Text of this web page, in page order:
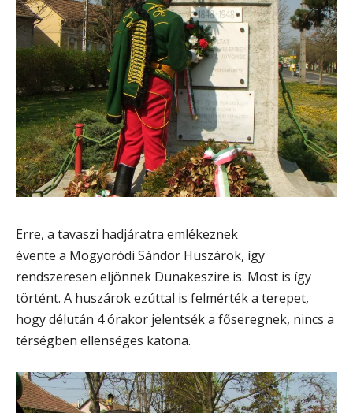
Erre, a tavaszi hadjáratra emlékeznek
évente a Mogyoródi Sándor Huszárok, így
rendszeresen eljönnek Dunakeszire is. Most is így
történt. A huszárok ezúttal is felmérték a terepet,
hogy délután 4 órakor jelentsék a főseregnek, nincs a
térségben ellenséges katona.